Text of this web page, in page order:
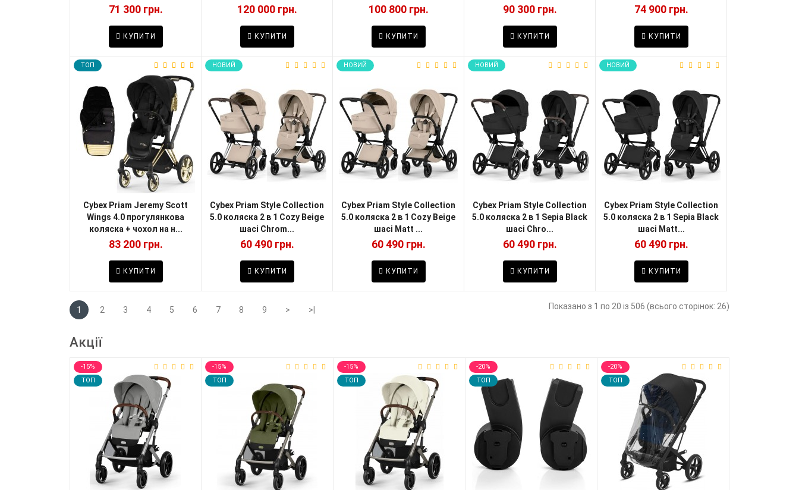
71 300 грн.
КУПИТИ
120 000 грн.
КУПИТИ
100 800 грн.
КУПИТИ
90 300 грн.
КУПИТИ
74 900 грн.
КУПИТИ
TOП
Cybex Priam Jeremy Scott
Wings 4.0 прогулянкова
коляска + чохол на н...
83 200 грн.
КУПИТИ
НОВИЙ
Cybex Priam Style Collection
5.0 коляска 2 в 1 Cozy Beige
шасі Chrom...
60 490 грн.
КУПИТИ
НОВИЙ
Cybex Priam Style Collection
5.0 коляска 2 в 1 Cozy Beige
шасі Matt ...
60 490 грн.
КУПИТИ
НОВИЙ
Cybex Priam Style Collection
5.0 коляска 2 в 1 Sepia Black
шасі Chro...
60 490 грн.
КУПИТИ
НОВИЙ
Cybex Priam Style Collection
5.0 коляска 2 в 1 Sepia Black
шасі Matt...
60 490 грн.
КУПИТИ
1 2 3 4 5 6 7 8 9 > >| Показано з 1 по 20 із 506 (всього сторінок: 26)
Акції
-15%
TOП
-15%
TOП
-15%
TOП
-20%
TOП
-20%
TOП